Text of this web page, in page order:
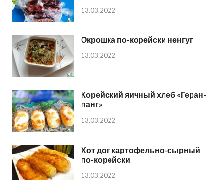
13.03.2022
Окрошка по-корейски ненгуг
13.03.2022
Корейский яичный хлеб «Геран-
панг»
13.03.2022
Хот дог картофельно-сырный
по-корейски
13.03.2022